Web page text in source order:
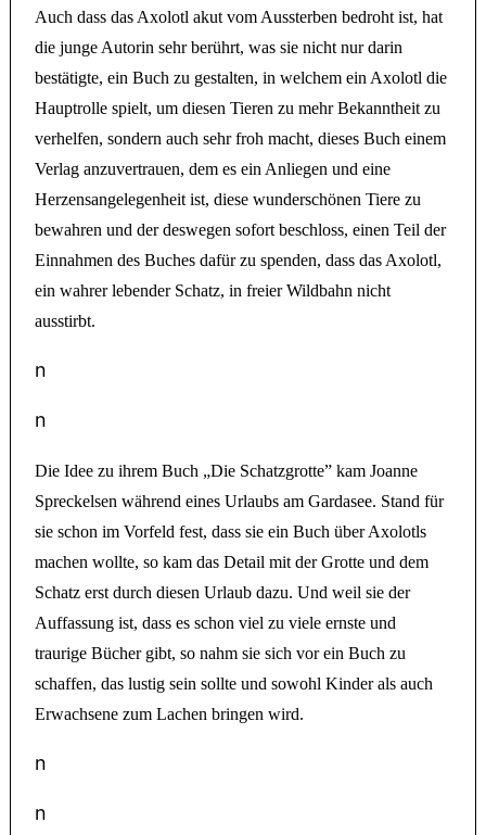
Auch dass das Axolotl akut vom Aussterben bedroht ist, hat
die junge Autorin sehr berührt, was sie nicht nur darin
bestätigte, ein Buch zu gestalten, in welchem ein Axolotl die
Hauptrolle spielt, um diesen Tieren zu mehr Bekanntheit zu
verhelfen, sondern auch sehr froh macht, dieses Buch einem
Verlag anzuvertrauen, dem es ein Anliegen und eine
Herzensangelegenheit ist, diese wunderschönen Tiere zu
bewahren und der deswegen sofort beschloss, einen Teil der
Einnahmen des Buches dafür zu spenden, dass das Axolotl,
ein wahrer lebender Schatz, in freier Wildbahn nicht
ausstirbt.
n
n
Die Idee zu ihrem Buch „Die Schatzgrotte” kam Joanne
Spreckelsen während eines Urlaubs am Gardasee. Stand für
sie schon im Vorfeld fest, dass sie ein Buch über Axolotls
machen wollte, so kam das Detail mit der Grotte und dem
Schatz erst durch diesen Urlaub dazu. Und weil sie der
Auffassung ist, dass es schon viel zu viele ernste und
traurige Bücher gibt, so nahm sie sich vor ein Buch zu
schaffen, das lustig sein sollte und sowohl Kinder als auch
Erwachsene zum Lachen bringen wird.
n
n